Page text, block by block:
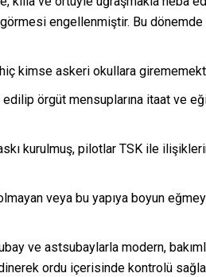
engellenmiştir. Bu dönemde
kimse askeri okullara
edilip örgüt mensuplarına itaat ve
kurulmuş, pilotlar TSK ile
veya bu yapıya boyun
ve astsubaylarla modern,
ordu içerisinde kontrolü